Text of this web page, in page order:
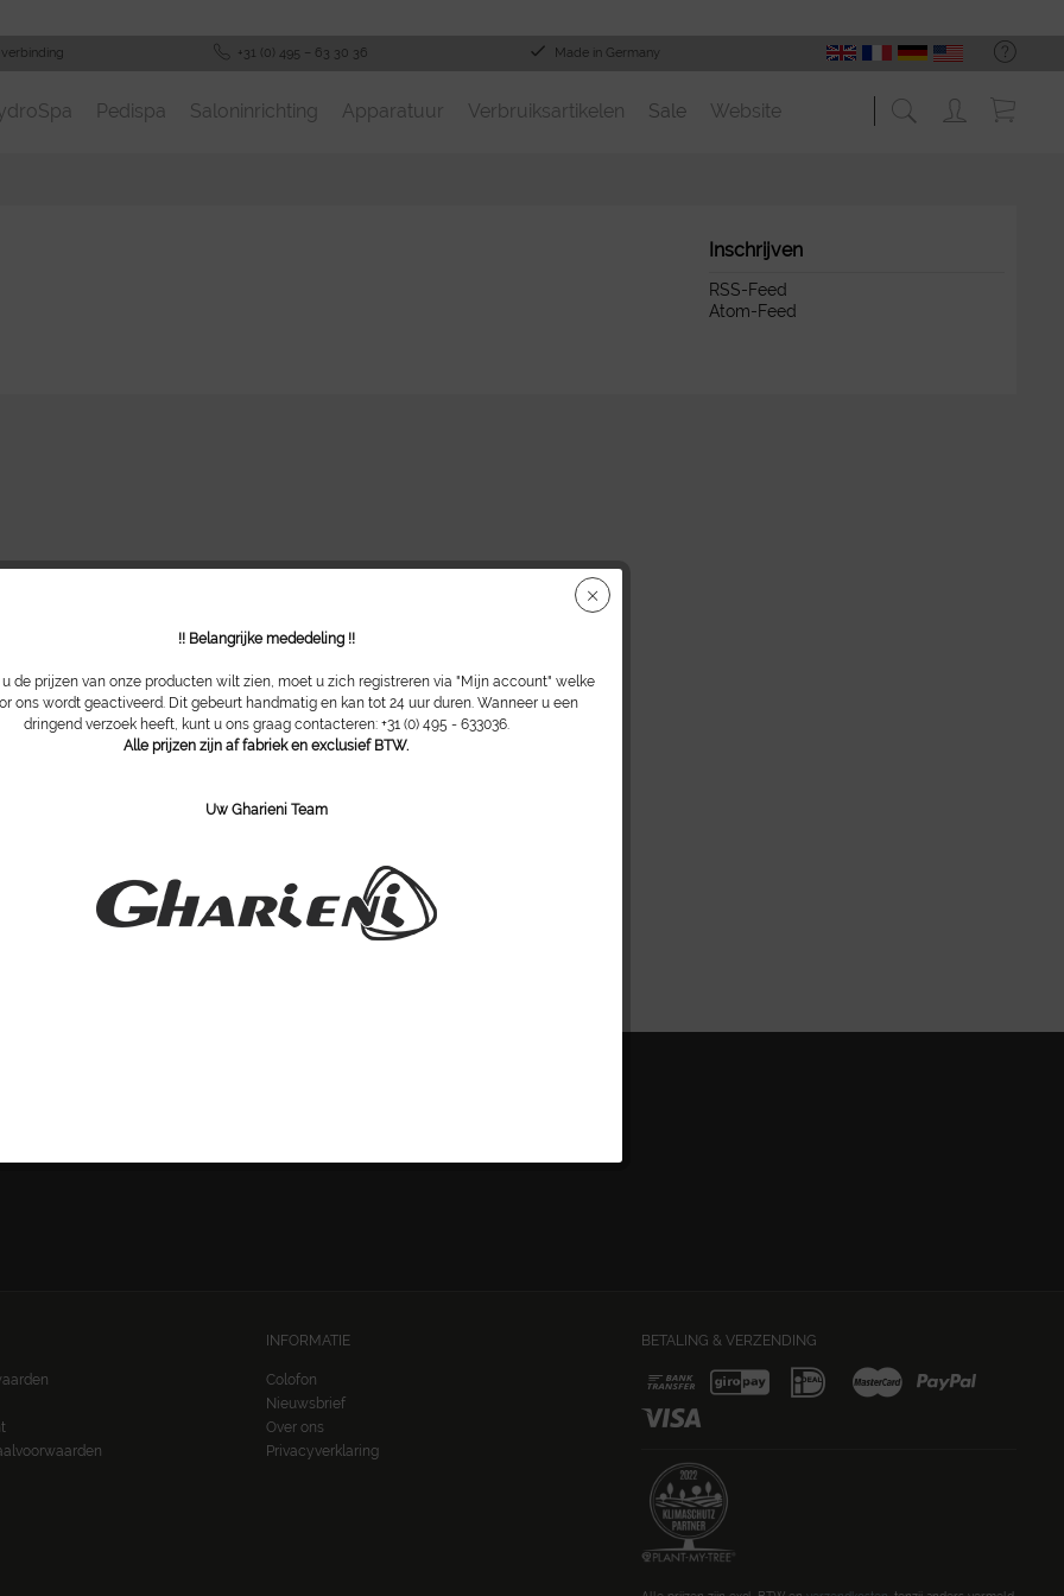
+31 (0) 495 – 63 30 36 Made in Germany
Pedispa Saloninrichting Apparatuur Verbruiksartikelen Sale Website
Inschrijven
RSS-Feed
Atom-Feed
INFORMATIE
Colofon
Nieuwsbrief
Over ons
Privacyverklaring
BETALING & VERZENDING
!! Belangrijke mededeling !!
de prijzen van onze producten wilt zien, moet u zich registreren via "Mijn account" welke
ons wordt geactiveerd. Dit gebeurt handmatig en kan tot 24 uur duren. Wanneer u een
dringend verzoek heeft, kunt u ons graag contacteren: +31 (0) 495 - 633036.
Alle prijzen zijn af fabriek en exclusief BTW.
Uw Gharieni Team